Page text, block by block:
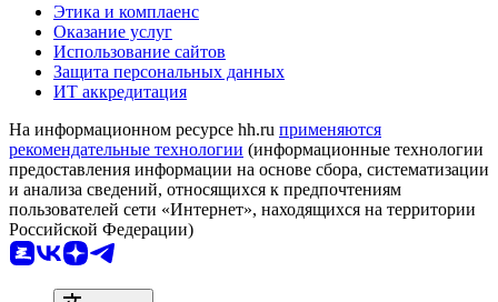
Этика и комплаенс
Оказание услуг
Использование сайтов
Защита персональных данных
ИТ аккредитация
На информационном ресурсе hh.ru применяются
рекомендательные технологии (информационные технологии
предоставления информации на основе сбора, систематизации
и анализа сведений, относящихся к предпочтениям
пользователей сети «Интернет», находящихся на территории
Российской Федерации)